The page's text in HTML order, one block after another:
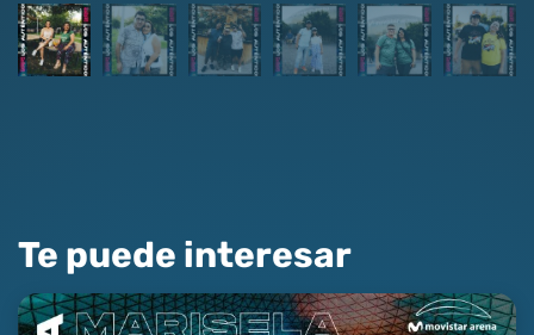
Te puede interesar